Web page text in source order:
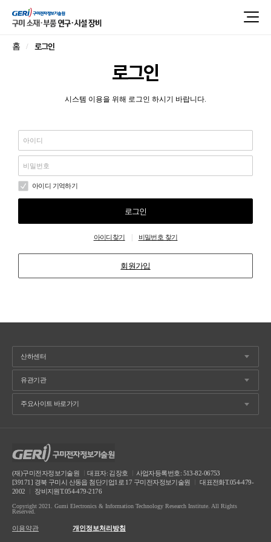
홈 로그인
로그인
시스템 이용을 위해 로그인 하시기 바랍니다.
아이디 기억하기
로그인
아이디찾기 비밀번호 찾기
회원가입
(재)구미전자정보기술원 ㅣ대표자: 김장호
사업자등록번호: 513-82-06753
[39171] 경북 구미시 산동읍 첨단기업1로 17 구미전자정보기술원
대표전화T.054-479-
2002
장비지원T.054-479-2176
Copyright 2021. Gumi Electronics & Information Technology Research Institute. All Rights
Reserved.
이용약관 개인정보처리방침